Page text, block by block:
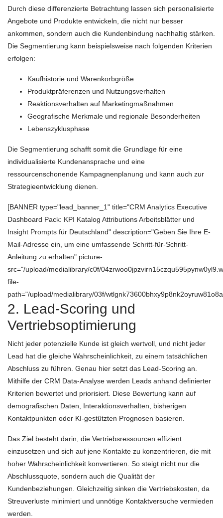
Durch diese differenzierte Betrachtung lassen sich personalisierte
Angebote und Produkte entwickeln, die nicht nur besser
ankommen, sondern auch die Kundenbindung nachhaltig stärken.
Die Segmentierung kann beispielsweise nach folgenden Kriterien
erfolgen:
Kaufhistorie und Warenkorbgröße
Produktpräferenzen und Nutzungsverhalten
Reaktionsverhalten auf Marketingmaßnahmen
Geografische Merkmale und regionale Besonderheiten
Lebenszyklusphase
Die Segmentierung schafft somit die Grundlage für eine
individualisierte Kundenansprache und eine
ressourcenschonende Kampagnenplanung und kann auch zur
Strategieentwicklung dienen.
[BANNER type="lead_banner_1" title="CRM Analytics Executive
Dashboard Pack: KPI Katalog Attributions Arbeitsblätter und
Insight Prompts für Deutschland" description="Geben Sie Ihre E-
Mail-Adresse ein, um eine umfassende Schritt-für-Schritt-
Anleitung zu erhalten" picture-
src="/upload/medialibrary/c0f/
file-
path="/upload/medialibrary/03f/
2. Lead-Scoring und
Vertriebsoptimierung
Nicht jeder potenzielle Kunde ist gleich wertvoll, und nicht jeder
Lead hat die gleiche Wahrscheinlichkeit, zu einem tatsächlichen
Abschluss zu führen. Genau hier setzt das Lead-Scoring an.
Mithilfe der CRM Data-Analyse werden Leads anhand definierter
Kriterien bewertet und priorisiert. Diese Bewertung kann auf
demografischen Daten, Interaktionsverhalten, bisherigen
Kontaktpunkten oder KI-gestützten Prognosen basieren.
Das Ziel besteht darin, die Vertriebsressourcen effizient
einzusetzen und sich auf jene Kontakte zu konzentrieren, die mit
hoher Wahrscheinlichkeit konvertieren. So steigt nicht nur die
Abschlussquote, sondern auch die Qualität der
Kundenbeziehungen. Gleichzeitig sinken die Vertriebskosten, da
Streuverluste minimiert und unnötige Kontaktversuche vermieden
werden.